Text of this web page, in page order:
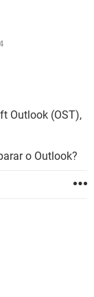
Outlook (OST),
o Outlook?